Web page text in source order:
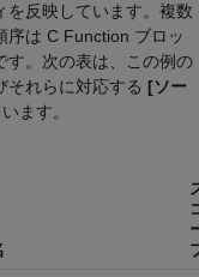
を反映しています。複数
序は C Function ブロッ
す。次の表は、この例の
それらに対応する [ソー
ます。